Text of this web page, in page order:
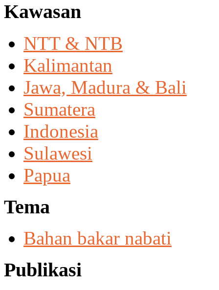
Kawasan
NTT & NTB
Kalimantan
Jawa, Madura & Bali
Sumatera
Indonesia
Sulawesi
Papua
Tema
Bahan bakar nabati
Publikasi